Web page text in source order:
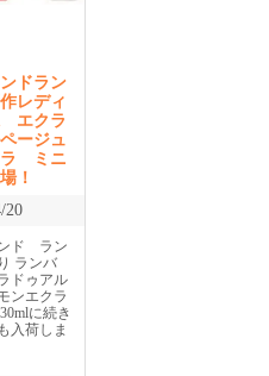
ドラン
レディ
エクラ
ージュ
ラ ミニ
！
20
ド ラン
ランバ
ドゥアル
ンエクラ
に続き
入荷しま